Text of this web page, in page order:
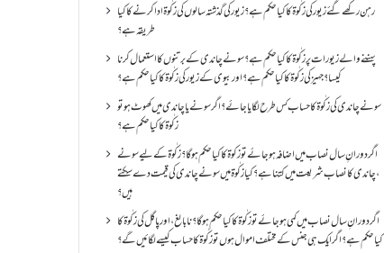
رہن رکھے گئے زیور کی زکٰوۃ کا کیا حکم ہے؟زیور کی گذشتہ سالوں کی زکٰوۃ ادا کرنے کا کیا
طریقہ ہے؟
پہننے والے زیورات پر زکٰوۃ کا کیا حکم ہے؟ سونے چاندی کے برتنوں کا استعمال کرنا
کیسا؟ جہیز کی زکٰوۃ کا کیا حکم ہے؟ اور بیوی کے زیور کی زکٰوۃ کا کیا حکم ہے؟
سونے چاندی کی زکٰوۃ کا حساب کس طرح لگایا جائے؟ اگر سونے یا چاندی میں کھوٹ ہو تو
زکٰوۃ کا کیا حکم ہے؟
اگر دورانِ سال نصاب میں اضافہ ہو جائے تو زکوۃ کا کیا حکم ہو گا؟ زکٰوۃ کے لیے سونے
،چاندی کا نصاب شریعت میں کتنا ہے؟ کیا زکٰوۃ میں سونے چاندی کی قیمت دے سکتے
ہیں؟
اگر دورانِ سال نصاب میں کمی ہو جائے تو زکٰوۃ کا کیا حکم ہو گا؟ نا بالغ ، اور پاگل کی زکٰوۃ کا
کیا حکم ہے؟ اگر ایک ہی جنس کے مختلف اموال ہوں تو زکٰوۃ کا حساب کیسے لگائیں گے؟